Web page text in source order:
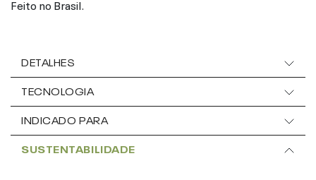
Feito no Brasil.
DETALHES
TECNOLOGIA
INDICADO PARA
SUSTENTABILIDADE